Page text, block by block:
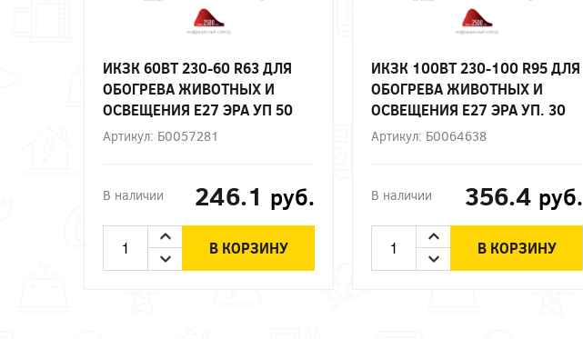
ИКЗК 60ВТ 230-60 R63 ДЛЯ
ОБОГРЕВА ЖИВОТНЫХ И
ОСВЕЩЕНИЯ Е27 ЭРА УП 50
Артикул: Б0057281
В наличии 246.1 руб.
В КОРЗИНУ
ИКЗК 100ВТ 230-100 R95 ДЛЯ
ОБОГРЕВА ЖИВОТНЫХ И
ОСВЕЩЕНИЯ Е27 ЭРА УП. 30
Артикул: Б0064638
В наличии 356.4 руб.
В КОРЗИНУ